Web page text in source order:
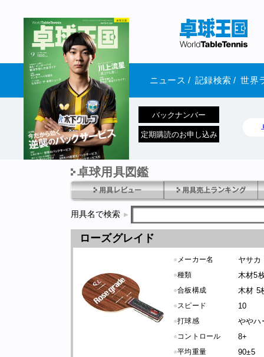
ニュース / 記録検索 / 世界
1970年1月01日 発売
バックナンバー
定期購読のお申し込み
卓球用具図鑑
用具名で検索
ローズグレイド
● メーカー名 ヤサカ
●種類 木材5
●合板構成 木材 5
●スピード 10
●打球感 ややハ
●コントロール 8+
●平均重量 90±5